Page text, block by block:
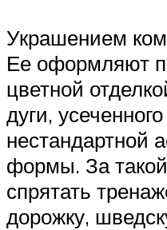
Украшением
Ее оформляют
цветной
дуги, усеченного
нестандартной
формы. За
спрятать
дорожку,